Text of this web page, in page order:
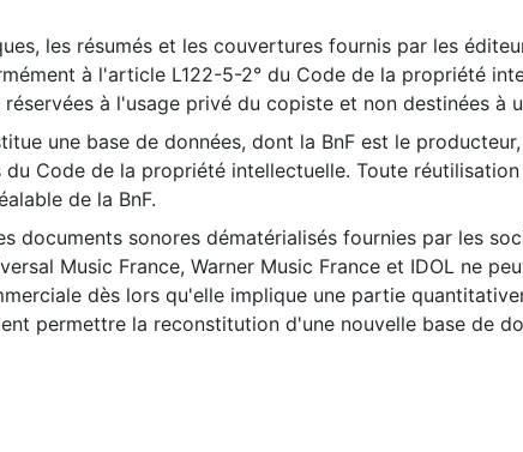
les résumés et les couvertures fournis par les
à l'article L122-5-2° du Code de la propriété
à l'usage privé du copiste et non destinées à
une base de données, dont la BnF est le
Code de la propriété intellectuelle. Toute
de la BnF.
documents sonores dématérialisés fournies par les
Music France, Warner Music France et IDOL ne
dès lors qu'elle implique une partie
permettre la reconstitution d'une nouvelle base de